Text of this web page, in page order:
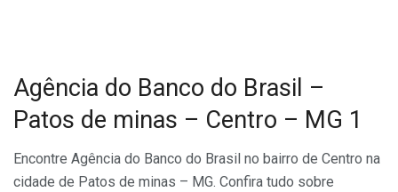
Agência do Banco do Brasil –
Patos de minas – Centro – MG 1
Encontre Agência do Banco do Brasil no bairro de Centro na
cidade de Patos de minas – MG. Confira tudo sobre